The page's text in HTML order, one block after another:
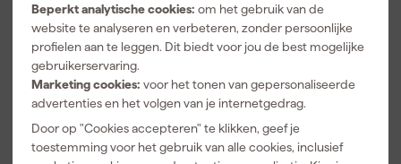
Beperkt analytische cookies: om het gebruik van de
website te analyseren en verbeteren, zonder persoonlijke
profielen aan te leggen. Dit biedt voor jou de best mogelijke
gebruikerservaring.
Marketing cookies: voor het tonen van gepersonaliseerde
advertenties en het volgen van je internetgedrag.
Door op "Cookies accepteren" te klikken, geef je
toestemming voor het gebruik van alle cookies, inclusief
Donné Draad
17287
Installatiedraa
d - geel/groen
- 100m x
2,5mm²
Morgen
bezorgd
StealthMount
s WH-BLK-
HODT-4
set voor
gereedschap
pen - Zwart -
4 stuks
Morgen
bezorgd
StealthMount
s DHSP-PL-10
Drawer Hive
voor ladekast
- zwart - 10
stuks
Morgen
bezorgd